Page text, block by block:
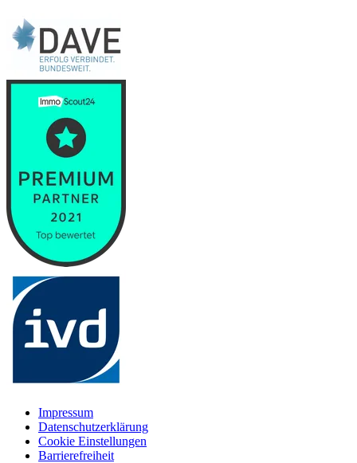
Impressum
Datenschutzerklärung
Cookie Einstellungen
Barrierefreiheit